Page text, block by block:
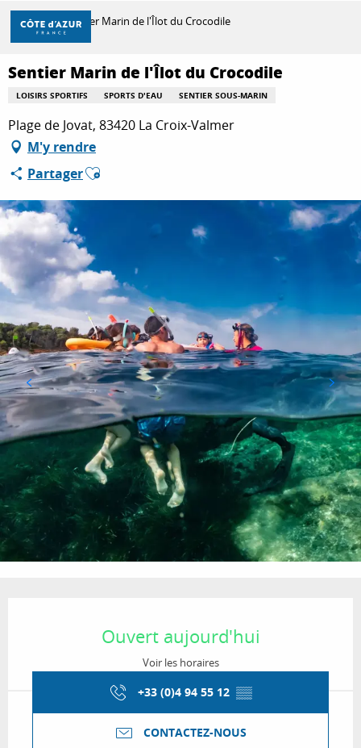
Aller
contenu
principal
DÉCOUVRIR
À FAIRE
SÉJOURNER
Accueil Sentier Marin de l'Îlot du Crocodile
Sentier Marin de l'Îlot du Crocodile
LOISIRS SPORTIFS SPORTS D'EAU SENTIER SOUS-MARIN
Plage de Jovat, 83420 La Croix-Valmer
M'y rendre
PartagerAjouter aux favoris
Ouvert aujourd'hui
Voir les horaires
+33 (0)4 94 55 12 ▒▒
CONTACTEZ-NOUS